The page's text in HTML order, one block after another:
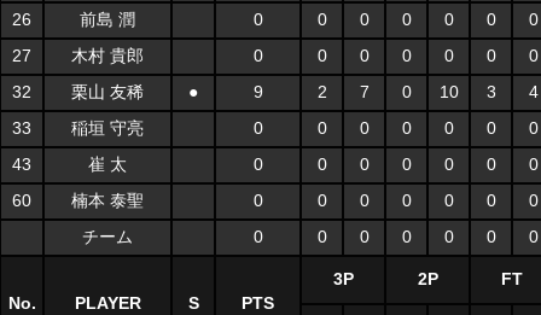
26
前島 潤 0 0 0 0 0 0
0
27
木村 貴郎 0 0 0 0 0 0
0
32
栗山 友稀 ● 9 2 7 0 10 3
4
33
稲垣 守亮 0 0 0 0 0 0
0
43
崔 太 0 0 0 0 0 0
0
60
楠本 泰聖 0 0 0 0 0 0
0
チーム
0 0 0 0 0 0 0
No. PLAYER S PTS
3P 2P FT